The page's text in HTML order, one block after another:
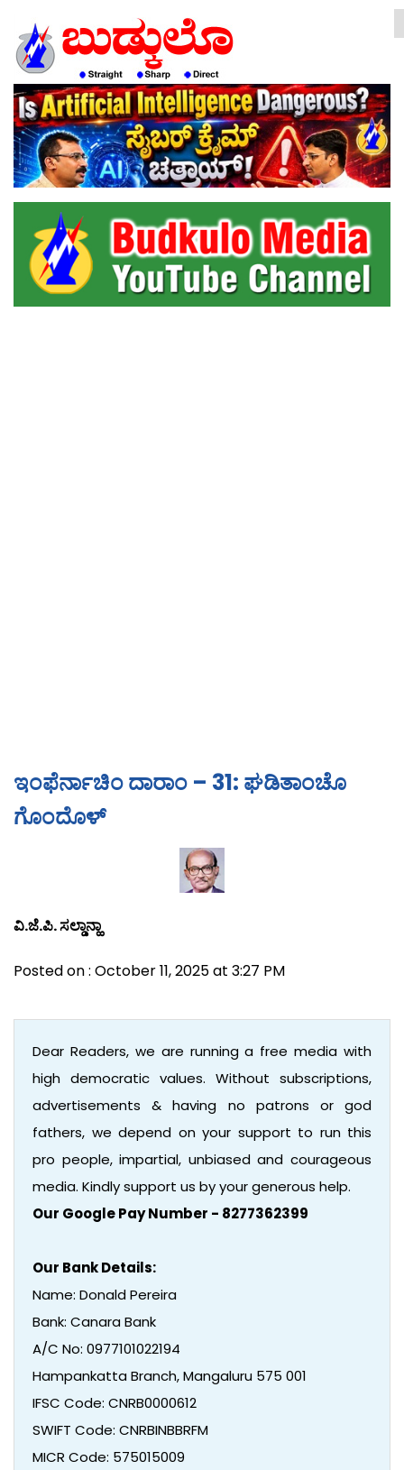
EDITORIAL
ENGLISH
KANNADA
INTERVIEWS
LITERATURE
ENTERTAINMENT
HEALTH
ಇಂಫೆರ್ನಾಚಿಂ ದಾರಾಂ – 31: ಘಡಿತಾಂಚೊ
ಗೊಂದೊಳ್
ವಿ.ಜೆ.ಪಿ. ಸಲ್ಡಾನ್ಹಾ
Posted on : October 11, 2025 at 3:27 PM
Dear Readers, we are running a free media with
high democratic values. Without subscriptions,
advertisements & having no patrons or god
fathers, we depend on your support to run this
pro people, impartial, unbiased and courageous
media. Kindly support us by your generous help.
Our Google Pay Number - 8277362399
Our Bank Details:
Name: Donald Pereira
Bank: Canara Bank
A/C No: 0977101022194
Hampankatta Branch, Mangaluru 575 001
IFSC Code: CNRB0000612
SWIFT Code: CNRBINBBRFM
MICR Code: 575015009